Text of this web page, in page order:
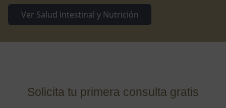
Ver Salud Intestinal y Nutrición
Solicita tu primera consulta gratis